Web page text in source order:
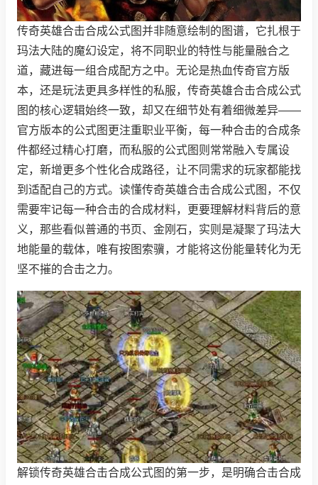
传奇英雄合击合成公式图并非随意绘制的图谱，它扎根于
玛法大陆的魔幻设定，将不同职业的特性与能量融合之
道，藏进每一组合成配方之中。无论是热血传奇官方版
本，还是玩法更具多样性的私服，传奇英雄合击合成公式
图的核心逻辑始终一致，却又在细节处有着细微差异——
官方版本的公式图更注重职业平衡，每一种合击的合成条
件都经过精心打磨，而私服的公式图则常常融入专属设
定，新增更多个性化合成路径，让不同需求的玩家都能找
到适配自己的方式。读懂传奇英雄合击合成公式图，不仅
需要牢记每一种合击的合成材料，更要理解材料背后的意
义，那些看似普通的书页、金刚石，实则是凝聚了玛法大
地能量的载体，唯有按图索骥，才能将这份能量转化为无
坚不摧的合击之力。
解锁传奇英雄合击合成公式图的第一步，是明确合击合成